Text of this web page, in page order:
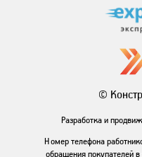
©
Разработка и
Номер телефона
обращения покупателей в